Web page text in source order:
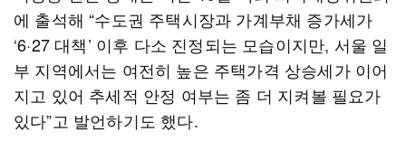
에 출석해 “수도권 주택시장과 가계부채 증가세가
‘6·27 대책’ 이후 다소 진정되는 모습이지만, 서울 일
부 지역에서는 여전히 높은 주택가격 상승세가 이어
지고 있어 추세적 안정 여부는 좀 더 지켜볼 필요가
있다”고 발언하기도 했다.